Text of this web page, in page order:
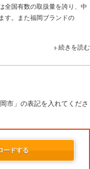
全国有数の取扱量を誇り、中
す。また福岡ブランドの
続きを読む
市」の表記を入れてくださ
ードする